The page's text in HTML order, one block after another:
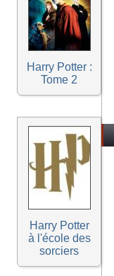
Harry Potter :
Tome 2
Harry Potter
à l'école des
sorciers